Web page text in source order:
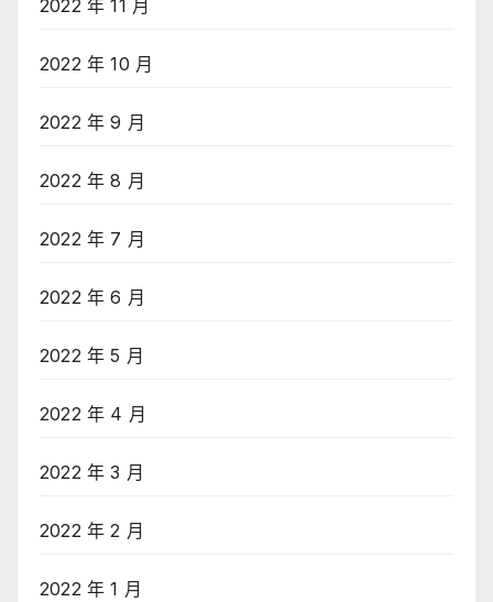
2022 年 11 月
2022 年 10 月
2022 年 9 月
2022 年 8 月
2022 年 7 月
2022 年 6 月
2022 年 5 月
2022 年 4 月
2022 年 3 月
2022 年 2 月
2022 年 1 月